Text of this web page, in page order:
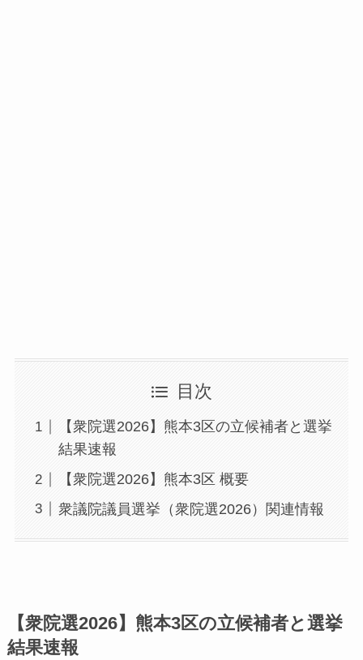
目次
【衆院選2026】熊本3区の立候補者と選挙
結果速報
【衆院選2026】熊本3区 概要
衆議院議員選挙（衆院選2026）関連情報
【衆院選2026】熊本3区の立候補者と選挙
結果速報